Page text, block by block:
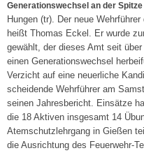
t
e
l
l
t
m
1
.
J
Generationswechsel an der
Hungen (tr). Der neue
heißt Thomas Eckel. Er wurde
gewählt, der dieses Amt seit
einen Generationswechsel
Verzicht auf eine neuerliche
scheidende Wehrführer am
seinen Jahresbericht. Einsätze
die 18 Aktiven insgesamt 14
Atemschutzlehrgang in Gießen
die Ausrichtung des Feuerwehr-